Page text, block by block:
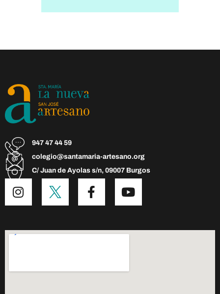
947 47 44 59
colegio@santamaria-artesano.org
C/ Juan de Ayolas s/n, 09007 Burgos